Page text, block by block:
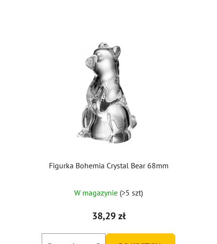
Figurka Bohemia Crystal Bear 68mm
ocena
produktu
5,0
W magazynie (>5 szt)
38,29 zł